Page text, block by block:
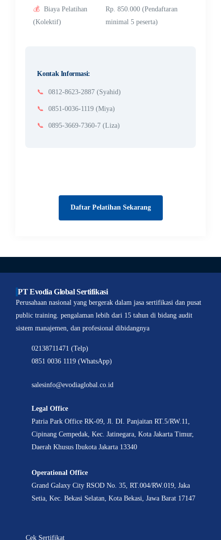
💰 Biaya Pelatihan
(Kolektif)
Rp. 850.000 (Pendaftaran
minimal 5 peserta)
Kontak Informasi:
📞 0812-8623-2887 (Syahid)
📞 0851-0036-1119 (Miya)
📞 0895-3669-7360-7 (Liza)
Daftar Pelatihan Sekarang
PT Evodia Global Sertifikasi
Perusahaan nasional yang bergerak dalam jasa sertifikasi dan pusat
public training. pengalaman lebih dari 15 tahun di bidang audit
sistem manajemen, dan profesional dibidangnya
02138711471 (Telp)
0851 0036 1119 (WhatsApp)
salesinfo@evodiaglobal.co.id
Legal Office
Patria Park Office RK-09, Jl. DI. Panjaitan RT.5/RW.11,
Cipinang Cempedak, Kec. Jatinegara, Kota Jakarta Timur,
Daerah Khusus Ibukota Jakarta 13340
Operational Office
Grand Galaxy City RSOD No. 35, RT.004/RW.019, Jaka
Setia, Kec. Bekasi Selatan, Kota Bekasi, Jawa Barat 17147
Cek Sertifikat